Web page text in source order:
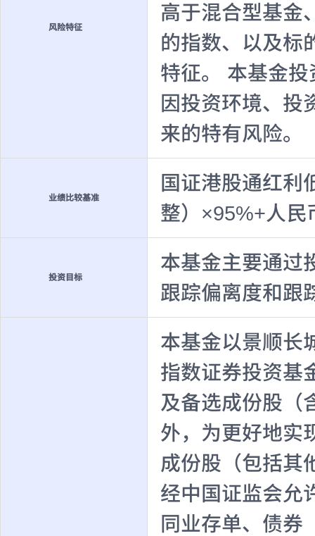
风险特征
高于混合型基金
的指数、以及标
特征。 本基金
因投资环境、投
来的特有风险。
业绩比较基准
国证港股通红利
整）×95%+人民
投资目标
本基金主要通过
跟踪偏离度和跟
本基金以景顺长
指数证券投资基
及备选成份股（
外，为更好地实
成份股（包括其
经中国证监会允
同业存单、债券